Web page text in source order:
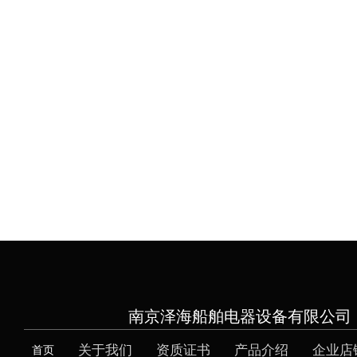
首页 关于我们 资质证书 产品介绍 企业店
南京泽海船舶电器设备有限公司